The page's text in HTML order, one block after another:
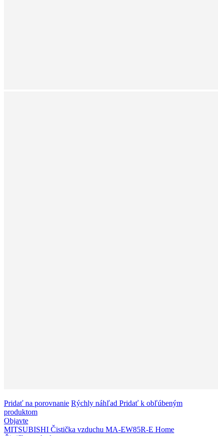
Pridať na porovnanie Rýchly náhľad Pridať k obľúbeným
produktom
Objavte
MITSUBISHI Čistička vzduchu MA-EW85R-E Home